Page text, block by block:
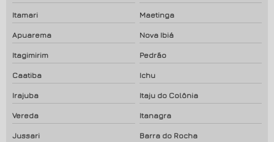
Itamari Maetinga
Apuarema Nova Ibiá
Itagimirim Pedrão
Caatiba Ichu
Irajuba Itaju do Colônia
Vereda Itanagra
Jussari Barra do Rocha